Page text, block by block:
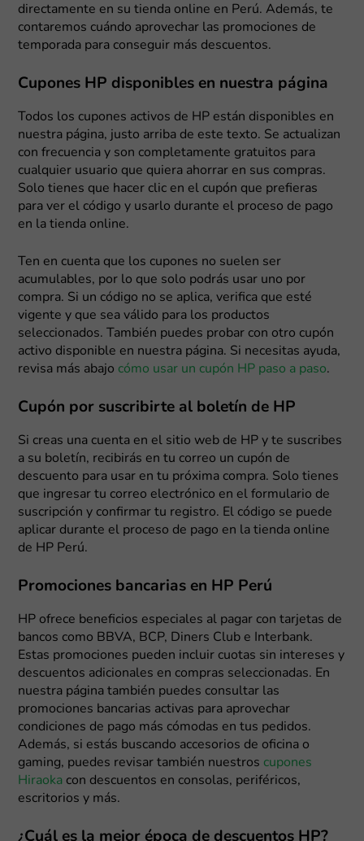
directamente en su tienda online en Perú. Además, te
contaremos cuándo aprovechar las promociones de
temporada para conseguir más descuentos.
Cupones HP disponibles en nuestra página
Todos los cupones activos de HP están disponibles en
nuestra página, justo arriba de este texto. Se actualizan
con frecuencia y son completamente gratuitos para
cualquier usuario que quiera ahorrar en sus compras.
Solo tienes que hacer clic en el cupón que prefieras
para ver el código y usarlo durante el proceso de pago
en la tienda online.
Ten en cuenta que los cupones no suelen ser
acumulables, por lo que solo podrás usar uno por
compra. Si un código no se aplica, verifica que esté
vigente y que sea válido para los productos
seleccionados. También puedes probar con otro cupón
activo disponible en nuestra página. Si necesitas ayuda,
revisa más abajo cómo usar un cupón HP paso a paso.
Cupón por suscribirte al boletín de HP
Si creas una cuenta en el sitio web de HP y te suscribes
a su boletín, recibirás en tu correo un cupón de
descuento para usar en tu próxima compra. Solo tienes
que ingresar tu correo electrónico en el formulario de
suscripción y confirmar tu registro. El código se puede
aplicar durante el proceso de pago en la tienda online
de HP Perú.
Promociones bancarias en HP Perú
HP ofrece beneficios especiales al pagar con tarjetas de
bancos como BBVA, BCP, Diners Club e Interbank.
Estas promociones pueden incluir cuotas sin intereses y
descuentos adicionales en compras seleccionadas. En
nuestra página también puedes consultar las
promociones bancarias activas para aprovechar
condiciones de pago más cómodas en tus pedidos.
Además, si estás buscando accesorios de oficina o
gaming, puedes revisar también nuestros cupones
Hiraoka con descuentos en consolas, periféricos,
escritorios y más.
¿Cuál es la mejor época de descuentos HP?